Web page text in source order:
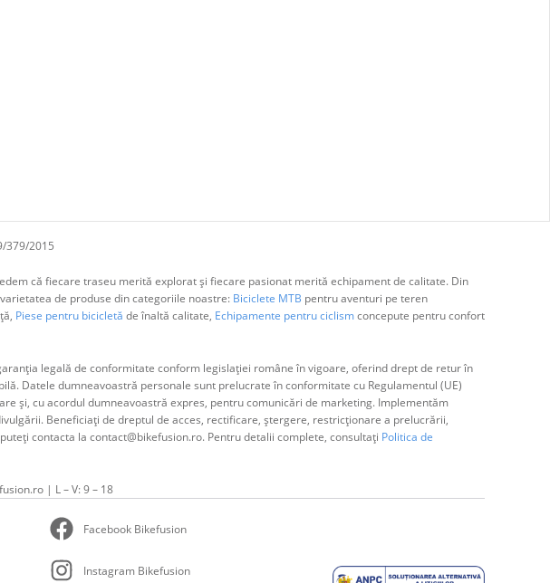
379/2015
că fiecare traseu merită explorat și fiecare pasionat merită echipament de calitate. Din
de produse din categoriile noastre:Biciclete MTB pentru aventuri pe teren
Piese pentru bicicletă de înaltă calitate, Echipamente pentru ciclismconcepute pentru confort
legală de conformitate conform legislației române în vigoare, oferind drept de retur în
Datele dumneavoastră personale sunt prelucrate în conformitate cu Regulamentul (UE)
și, cu acordul dumneavoastră expres, pentru comunicări de marketing. Implementăm
Beneficiați de dreptul de acces, rectificare, ștergere, restricționare a prelucrării,
contacta la contact@bikefusion.ro. Pentru detalii complete, consultați Politica de
| L – V: 9 – 18
Facebook Bikefusion
Instagram Bikefusion